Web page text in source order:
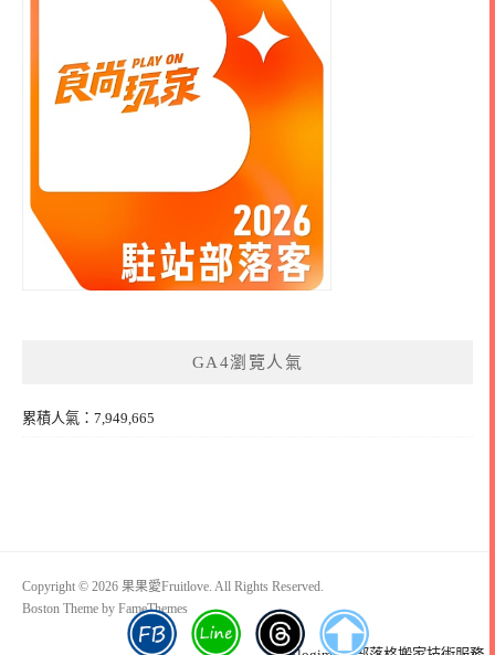
GA4瀏覽人氣
累積人氣：7,949,665
Copyright © 2026 果果愛Fruitlove. All Rights Reserved.
Boston Theme by FameThemes